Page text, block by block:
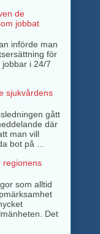
de
jobbat
införde man
för
i 24/7
sjukvårdens
gått
där
man vill
bot på ...
regionens
som alltid
Det